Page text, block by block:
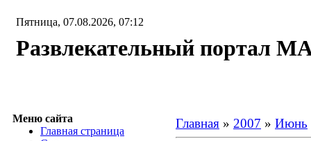
Пятница, 07.08.2026, 07:12
Развлекательный портал
Меню сайта
Главная страница
Главная » 2007 » Июнь